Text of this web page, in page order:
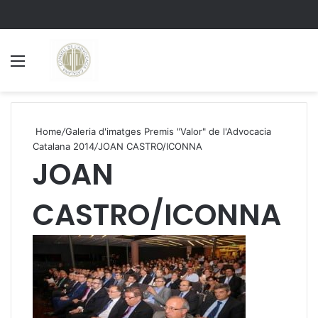
Home/Galeria d'imatges Premis "Valor" de l'Advocacia
Catalana 2014/JOAN CASTRO/ICONNA
JOAN
CASTRO/ICONNA